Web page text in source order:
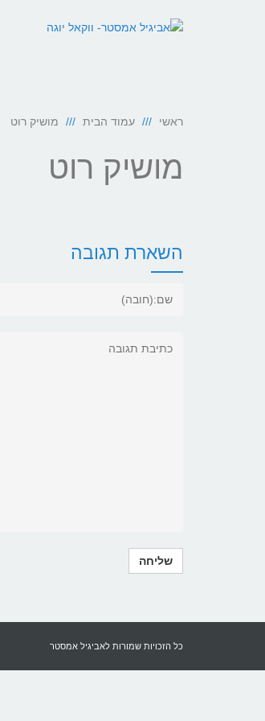
ראשי עמוד הבית מושיק רוט
מושיק רוט
השארת תגובה
כל הזכויות שמורות לאביגיל אמסטר